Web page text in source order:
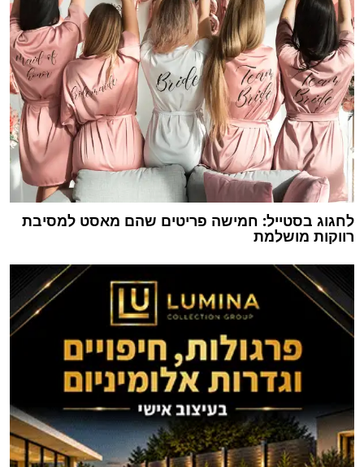
לחגוג בסטייל: חמישה פריטים שהם מאסט למסיבת
רווקות מושלמת